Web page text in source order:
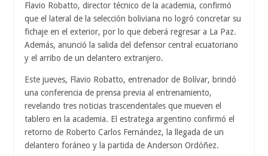
Flavio Robatto, director técnico de la academia, confirmó
que el lateral de la selección boliviana no logró concretar su
fichaje en el exterior, por lo que deberá regresar a La Paz.
Además, anunció la salida del defensor central ecuatoriano
y el arribo de un delantero extranjero.
Este jueves, Flavio Robatto, entrenador de Bolívar, brindó
una conferencia de prensa previa al entrenamiento,
revelando tres noticias trascendentales que mueven el
tablero en la academia. El estratega argentino confirmó el
retorno de Roberto Carlos Fernández, la llegada de un
delantero foráneo y la partida de Anderson Ordóñez.